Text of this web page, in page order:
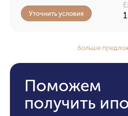
Уточнить условия
больше
Поможем
получить